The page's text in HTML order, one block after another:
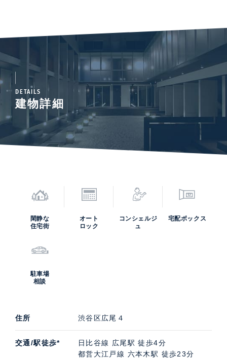
DETAILS
建物詳細
閑静な
住宅街
オート
ロック
コンシェルジ
ュ
宅配ボックス
駐車場
相談
住所 渋谷区広尾４
交通/駅徒歩*
日比谷線 広尾駅 徒歩4分
都営大江戸線 六本木駅 徒歩23分